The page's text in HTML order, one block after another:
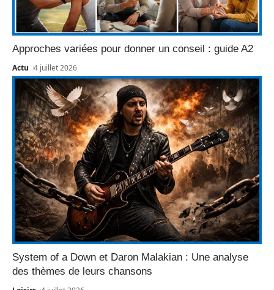
Approches variées pour donner un conseil : guide A2
Actu 4 juillet 2026
System of a Down et Daron Malakian : Une analyse
des thèmes de leurs chansons